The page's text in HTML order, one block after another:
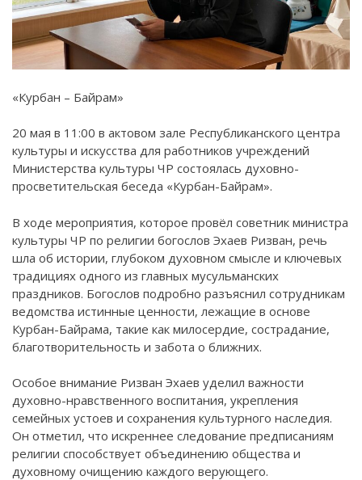
«Курбан – Байрам»
20 мая в 11:00 в актовом зале Республиканского центра
культуры и искусства для работников учреждений
Министерства культуры ЧР состоялась духовно-
просветительская беседа «Курбан-Байрам».
В ходе мероприятия, которое провёл советник министра
культуры ЧР по религии богослов Эхаев Ризван, речь
шла об истории, глубоком духовном смысле и ключевых
традициях одного из главных мусульманских
праздников. Богослов подробно разъяснил сотрудникам
ведомства истинные ценности, лежащие в основе
Курбан-Байрама, такие как милосердие, сострадание,
благотворительность и забота о ближних.
Особое внимание Ризван Эхаев уделил важности
духовно-нравственного воспитания, укрепления
семейных устоев и сохранения культурного наследия.
Он отметил, что искреннее следование предписаниям
религии способствует объединению общества и
духовному очищению каждого верующего.